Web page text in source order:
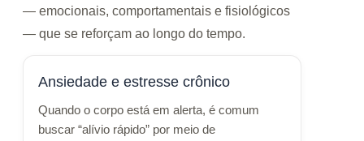
— emocionais, comportamentais e fisiológicos
— que se reforçam ao longo do tempo.
Ansiedade e estresse crônico
Quando o corpo está em alerta, é comum
buscar “alívio rápido” por meio de